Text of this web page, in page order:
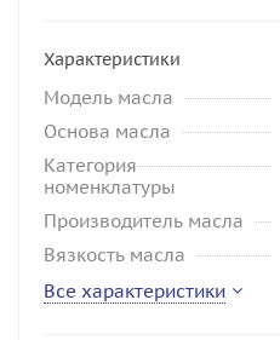
Характеристики
Модель масла
Основа масла
Категория
номенклатуры
Производитель масла
Вязкость масла
Все характеристики